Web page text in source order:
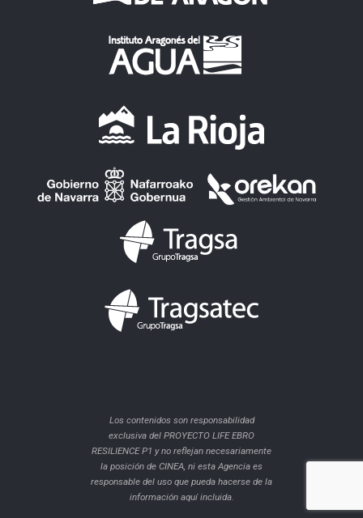
Los contenidos son responsabilidad
exclusiva del PROYECTO LIFE EBRO
RESILIENCE P1 y no reflejan necesariamente
la posición de CINEA, ni esta Agencia es
responsable del uso que pueda hacerse de la
información aquí incluida.